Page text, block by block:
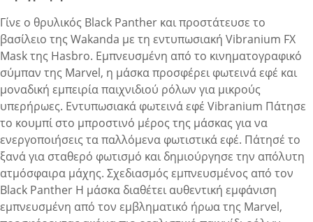
Γίνε ο θρυλικός Black Panther και προστάτευσε το
βασίλειο της Wakanda με τη εντυπωσιακή Vibranium FX
Mask της Hasbro. Εμπνευσμένη από το κινηματογραφικό
σύμπαν της Marvel, η μάσκα προσφέρει φωτεινά εφέ και
μοναδική εμπειρία παιχνιδιού ρόλων για μικρούς
υπερήρωες. Εντυπωσιακά φωτεινά εφέ Vibranium Πάτησε
το κουμπί στο μπροστινό μέρος της μάσκας για να
ενεργοποιήσεις τα παλλόμενα φωτιστικά εφέ. Πάτησέ το
ξανά για σταθερό φωτισμό και δημιούργησε την απόλυτη
ατμόσφαιρα μάχης. Σχεδιασμός εμπνευσμένος από τον
Black Panther Η μάσκα διαθέτει αυθεντική εμφάνιση
εμπνευσμένη από τον εμβληματικό ήρωα της Marvel,